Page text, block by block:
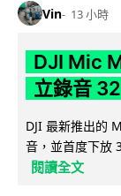
Vin 13 小時
DJI Mic
立錄音
DJI 最新推出的
音，並首度下放
閱讀全文